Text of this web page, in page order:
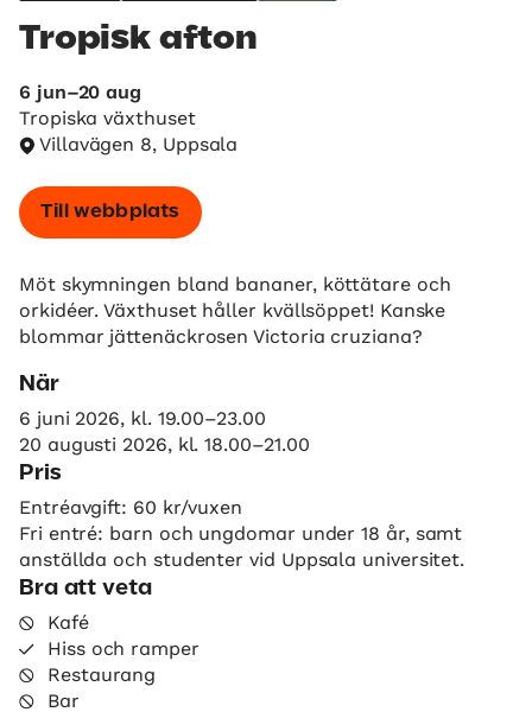
Tropisk afton
6 jun–20 aug
Tropiska växthuset
Villavägen 8, Uppsala
Till webbplats
Möt skymningen bland bananer, köttätare och
orkidéer. Växthuset håller kvällsöppet! Kanske
blommar jättenäckrosen Victoria cruziana?
När
6 juni 2026, kl. 19.00–23.00
20 augusti 2026, kl. 18.00–21.00
Pris
Entréavgift: 60 kr/vuxen
Fri entré: barn och ungdomar under 18 år, samt
anställda och studenter vid Uppsala universitet.
Bra att veta
Kafé
Hiss och ramper
Restaurang
Bar